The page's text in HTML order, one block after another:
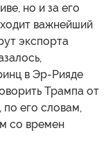
но и за его
важнейший
экспорта
в Эр-Рияде
Трампа от
по его словам,
со времен